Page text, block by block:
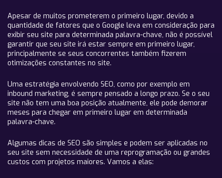
Apesar de muitos prometerem o primeiro lugar, devido a
quantidade de fatores que o Google leva em consideração para
exibir seu site para determinada palavra-chave, não é possível
garantir que seu site irá estar sempre em primeiro lugar,
principalmente se seus concorrentes também fizerem
otimizações constantes no site.
Uma estratégia envolvendo SEO, como por exemplo em
inbound marketing, é sempre pensado a longo prazo. Se o seu
site não tem uma boa posição atualmente, ele pode demorar
meses para chegar em primeiro lugar em determinada
palavra-chave.
Algumas dicas de SEO são simples e podem ser aplicadas no
seu site sem necessidade de uma reprogramação ou grandes
custos com projetos maiores. Vamos a elas: